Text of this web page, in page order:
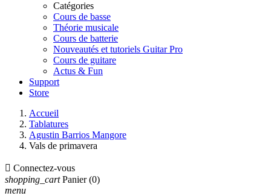
Catégories
Cours de basse
Théorie musicale
Cours de batterie
Nouveautés et tutoriels Guitar Pro
Cours de guitare
Actus & Fun
Support
Store
Accueil
Tablatures
Agustin Barrios Mangore
Vals de primavera
 Connectez-vous
shopping_cart Panier (0)
menu